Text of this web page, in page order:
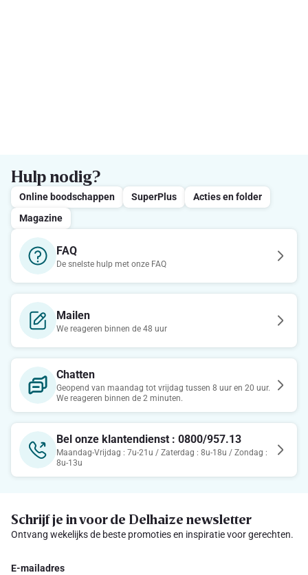
Hulp nodig?
Online boodschappen SuperPlus
Acties en folder
Magazine
FAQ
De snelste hulp met onze FAQ
Mailen
We reageren binnen de 48 uur
Chatten
Geopend van maandag tot vrijdag tussen 8 uur en 20 uur.
We reageren binnen de 2 minuten.
Bel onze klantendienst : 0800/957.13
Maandag-Vrijdag : 7u-21u / Zaterdag : 8u-18u / Zondag :
8u-13u
Schrijf je in voor de Delhaize newsletter
Ontvang wekelijks de beste promoties en inspiratie voor gerechten.
E-mailadres